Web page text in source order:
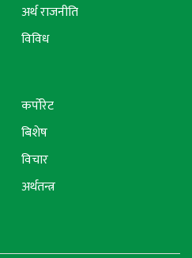
अर्थ राजनीति
विविध
कर्पोरेट
बिशेष
विचार
अर्थतन्त्र